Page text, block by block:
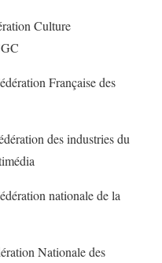
Culture
des
industries du
de la
Nationale des